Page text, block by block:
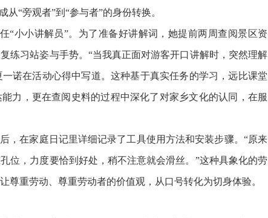
“旁观者”到“参与者”的身份转换。
小小讲解员”。为了准备好讲解词，她提前两周查阅景区资
练习站姿与手势。“当我真正面对游客开口讲解时，突然理解
一诺在活动心得中写道。这种基于真实任务的学习，远比课堂
力，更在查阅史料的过程中深化了对家乡文化的认同，在服
在家庭日记里详细记录了工具使用方法和安装步骤。“原来
位，力度要恰到好处，稍不注意就会滑丝。”这种具象化的劳
尊重劳动、尊重劳动者的价值观，从口号转化为切身体验。